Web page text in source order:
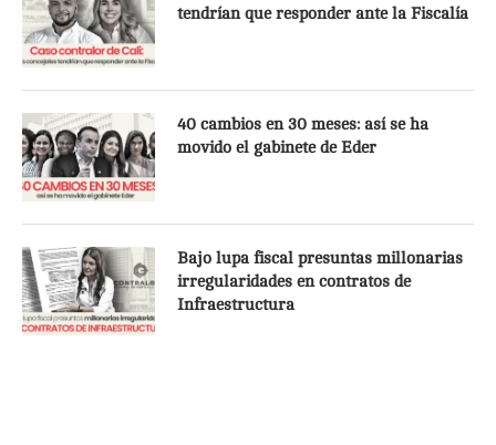
tendrían que responder ante la Fiscalía
40 cambios en 30 meses: así se ha
movido el gabinete de Eder
Bajo lupa fiscal presuntas millonarias
irregularidades en contratos de
Infraestructura